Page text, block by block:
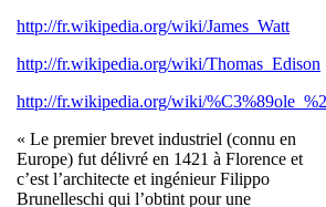
http://fr.wikipedia.org/wiki/James_Watt
http://fr.wikipedia.org/wiki/Thomas_Edison
http://fr.wikipedia.org/wiki/
« Le premier brevet industriel (connu en
Europe) fut délivré en 1421 à Florence et
c’est l’architecte et ingénieur Filippo
Brunelleschi qui l’obtint pour une